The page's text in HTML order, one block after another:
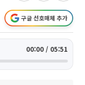
구글 선호매체 추가
00:00 / 05:51